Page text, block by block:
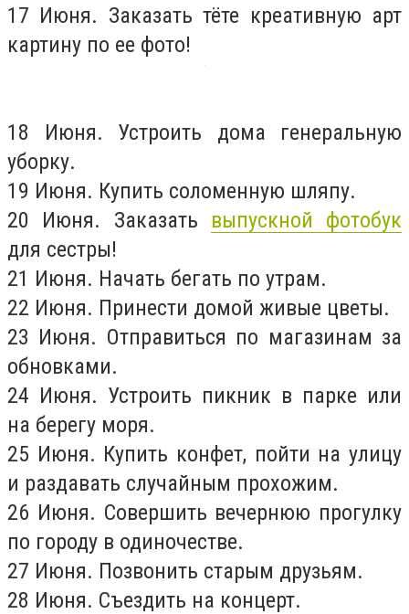
17 Июня. Заказать тёте креативную арт
картину по ее фото!
18 Июня. Устроить дома генеральную
уборку.
19 Июня. Купить соломенную шляпу.
20 Июня. Заказать выпускной фотобук
для сестры!
21 Июня. Начать бегать по утрам.
22 Июня. Принести домой живые цветы.
23 Июня. Отправиться по магазинам за
обновками.
24 Июня. Устроить пикник в парке или
на берегу моря.
25 Июня. Купить конфет, пойти на улицу
и раздавать случайным прохожим.
26 Июня. Совершить вечернюю прогулку
по городу в одиночестве.
27 Июня. Позвонить старым друзьям.
28 Июня. Съездить на концерт.